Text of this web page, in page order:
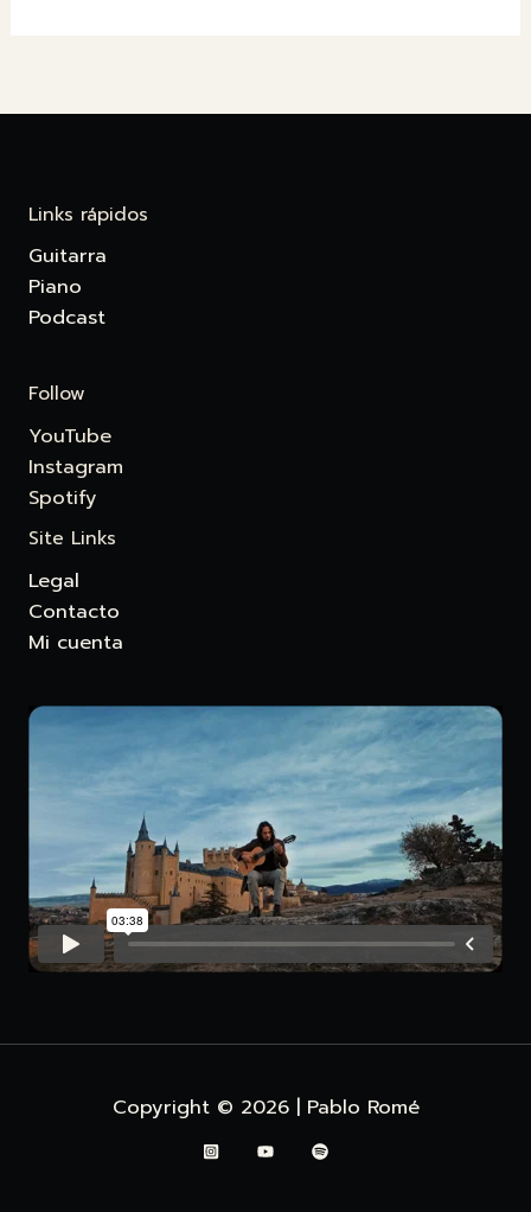
Links rápidos
Guitarra
Piano
Podcast
Follow
YouTube
Instagram
Spotify
Site Links
Legal
Contacto
Mi cuenta
Copyright © 2026 | Pablo Romé